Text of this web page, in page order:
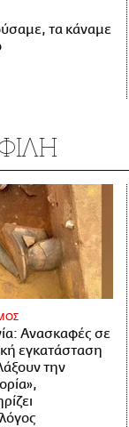
τα κάναμε
Ανασκαφές σε
εγκατάσταση
την